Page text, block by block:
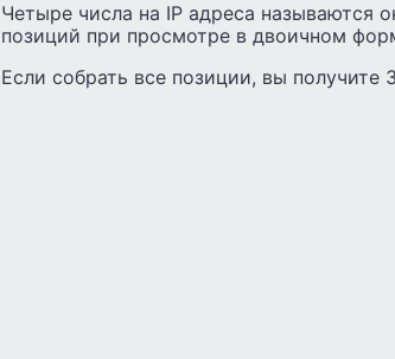
Четыре числа на IP адреса называются
позиций при просмотре в двоичном
Если собрать все позиции, вы